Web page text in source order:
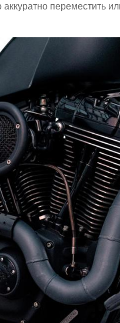
переместить